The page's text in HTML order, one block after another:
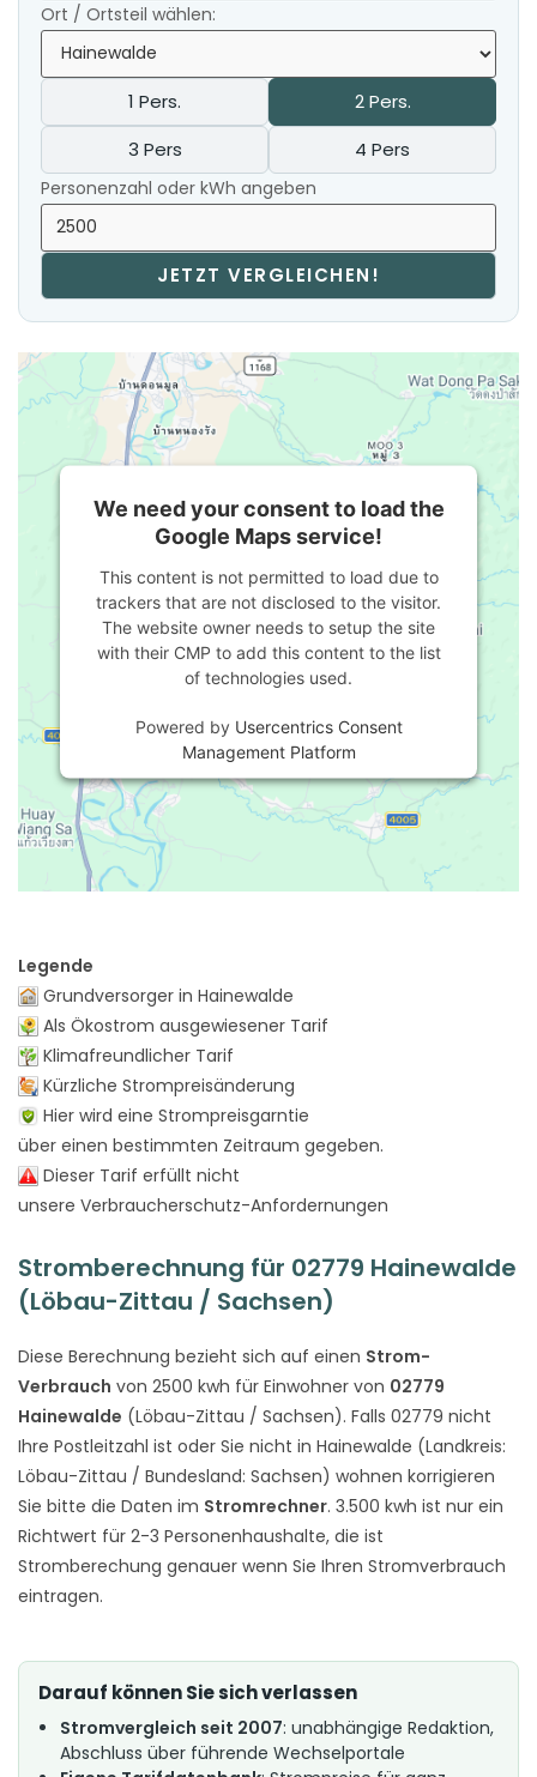
Ort / Ortsteil wählen:
1 Pers.
2 Pers.
3 Pers
4 Pers
Personenzahl oder kWh angeben
JETZT VERGLEICHEN!
We need your consent to load the
Google Maps service!
This content is not permitted to load due to
trackers that are not disclosed to the visitor.
The website owner needs to setup the site
with their CMP to add this content to the list
of technologies used.
Powered by Usercentrics Consent
Management Platform
Legende
Grundversorger in Hainewalde
Als Ökostrom ausgewiesener Tarif
Klimafreundlicher Tarif
Kürzliche Strompreisänderung
Hier wird eine Strompreisgarntie
über einen bestimmten Zeitraum gegeben.
Dieser Tarif erfüllt nicht
unsere Verbraucherschutz-Anfordernungen
Stromberechnung für 02779 Hainewalde
(Löbau-Zittau / Sachsen)
Diese Berechnung bezieht sich auf einen Strom-
Verbrauch von 2500 kwh für Einwohner von 02779
Hainewalde (Löbau-Zittau / Sachsen). Falls 02779 nicht
Ihre Postleitzahl ist oder Sie nicht in Hainewalde (Landkreis:
Löbau-Zittau / Bundesland: Sachsen) wohnen korrigieren
Sie bitte die Daten im Stromrechner. 3.500 kwh ist nur ein
Richtwert für 2-3 Personenhaushalte, die ist
Stromberechung genauer wenn Sie Ihren Stromverbrauch
eintragen.
Darauf können Sie sich verlassen
Stromvergleich seit 2007: unabhängige Redaktion,
Abschluss über führende Wechselportale